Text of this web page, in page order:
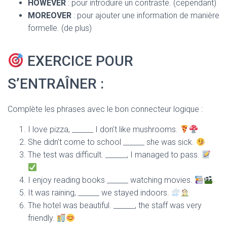
HOWEVER : pour introduire un contraste. (cependant)
MOREOVER : pour ajouter une information de manière
formelle. (de plus)
EXERCICE POUR
S’ENTRAÎNER :
Complète les phrases avec le bon connecteur logique :
I love pizza, ______ I don’t like mushrooms.
She didn’t come to school ______ she was sick.
The test was difficult. ______, I managed to pass.
I enjoy reading books ______ watching movies.
It was raining, ______ we stayed indoors.
The hotel was beautiful. ______, the staff was very
friendly.